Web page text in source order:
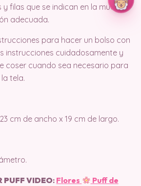
filas que se indican en la muestra
adecuada.
para hacer un bolso con
instrucciones cuidadosamente y
coser cuando sea necesario para
tela.
cm de ancho x 19 cm de largo.
PUFF VIDEO: Flores
Puff de